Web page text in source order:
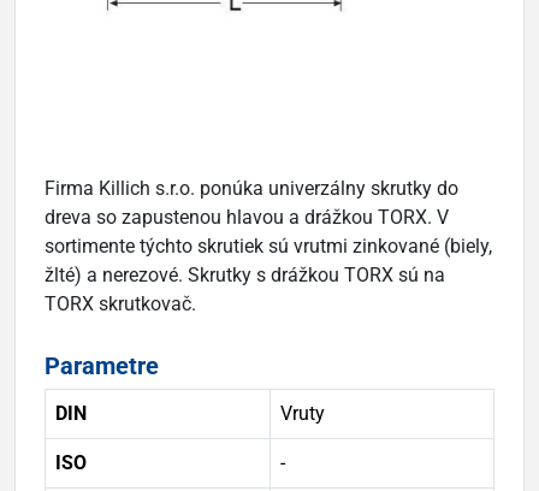
Firma Killich s.r.o. ponúka univerzálny skrutky do
dreva so zapustenou hlavou a drážkou TORX. V
sortimente týchto skrutiek sú vrutmi zinkované (biely,
žlté) a nerezové. Skrutky s drážkou TORX sú na
TORX skrutkovač.
Parametre
DIN Vruty
ISO -